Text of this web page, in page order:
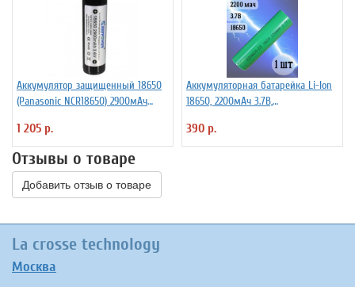
Аккумулятор защищенный 18650
(Panasonic NCR18650) 2900мАч
1 205 р.
Аккумуляторная батарейка Li-Ion
18650, 2200мАч 3.7В,
390 р.
Отзывы о товаре
Добавить отзыв о товаре
La crosse technology
Москва